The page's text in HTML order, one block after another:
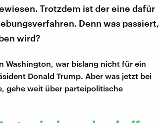
Trotzdem ist der eine dafür
Denn was passiert,
wird?
Washington, war bislang nicht für ein
Donald Trump. Aber was jetzt bei
gehe weit über parteipolitische